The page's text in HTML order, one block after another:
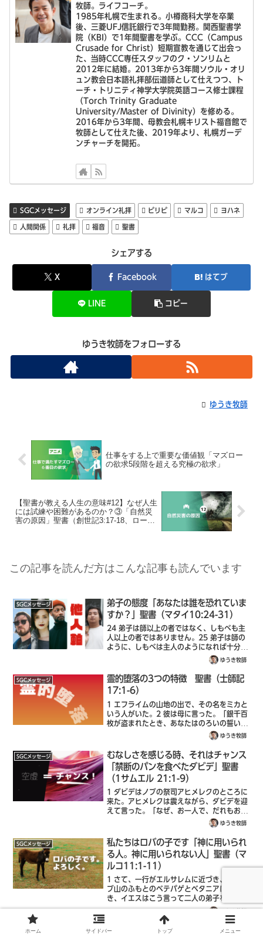
牧師。ライフコーチ。
1985年札幌で生まれる。小樽商科大学を卒業
後、三菱UFJ信託銀行で3年間勤務。関西聖書学
院（KBI）で1年間聖書を学ぶ。CCC（Campus
Crusade for Christ）短期宣教を通じて出会っ
た、当時CCC専任スタッフのク・ソンリムと
2012年に結婚。2013年から3年間ソウル・オリ
ュン教会日本語礼拝部伝道師として仕えつつ、ト
ーチ・トリニティ神学大学院英語コース修士課程
（Torch Trinity Graduate
University/Master of Divinity）を修める。
2016年から3年間、母教会札幌キリスト福音館で
牧師として仕えた後、2019年より、札幌ガーデ
ンチャーチを開拓。
SGCメッセージ オンライン礼拝 ピリピ マルコ ヨハネ
人間関係 礼拝 福音 聖書
シェアする
X Facebook はてブ
LINE コピー
ゆうき牧師をフォローする
ゆうき牧師
仕事をする上で重要な価値観「マズロー
の欲求5段階を超える究極の欲求」
【聖書が教える人生の意味#12】なぜ人生
には試練や困難があるのか？③「自然災
害の原因」聖書（創世記3:17-18、ローマ
この記事を読んだ方はこんな記事も読んでいます
SGCメッセージ
弟子の態度「あなたは誰を恐れていま
すか？」聖書（マタイ10:24-31）
24 弟子は師以上の者ではなく、しもべも主
人以上の者ではありません。25 弟子は師の
ように、しもべは主人のようになれば十分で
す。家の主人がベルゼブルと呼ばれるくらい
なら、ましてその家の者たちは、どれほどひ
どい呼び方をされるでしょうか。26 ...
ゆうき牧師
SGCメッセージ
霊的堕落の3つの特徴 聖書（士師記
17:1-6）
1 エフライムの山地の出で、その名をミカと
いう人がいた。2 彼は母に言った。「銀千百
枚が盗まれたとき、あなたはのろいの誓いを
され、私の耳にもそのことを言われました。
実は、その銀は私が持っています。私がそれ
を盗んだのです。」すると母は言った。...
ゆうき牧師
SGCメッセージ
むなしさを感じる時、それはチャンス
「禁断のパンを食べたダビデ」聖書
（1サムエル 21:1-9）
1 ダビデはノブの祭司アヒメレクのところに
来た。アヒメレクは震えながら、ダビデを迎
えて言った。「なぜ、お一人で、だれもお供
がいないのですか。」2 ダビデは祭司アヒメ
レクに言った。「王は、あることを命じて、
『おまえを遣わし、おまえに命じたこと...
ゆうき牧師
SGCメッセージ
私たちはロバの子です「神に用いられ
る人。神に用いられない人」聖書（マ
ルコ11:1-11）
1 さて、一行がエルサレムに近づき、オリー
ブ山のふもとのベテパゲとベタニアに来たと
き、イエスはこう言って二人の弟子を遣わさ
れた。2 「向こうの村へ行きなさい。村に入
るとすぐ、まだだれも乗ったことのない子ろ
ばが、つながれているのに気がつくでし...
SGCメッセージ
祈りは賛美「長く祈れないのは祈り方
ホーム サイドバー トップ メニュー